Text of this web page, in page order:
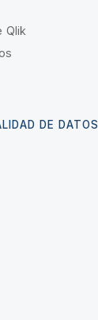
Qlik
DE DATOS